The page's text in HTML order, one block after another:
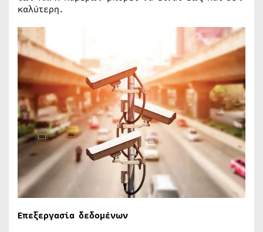
καλύτερη.
Επεξεργασία δεδομένων